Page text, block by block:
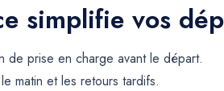
simplifie vos
de prise en charge avant le départ.
matin et les retours tardifs.